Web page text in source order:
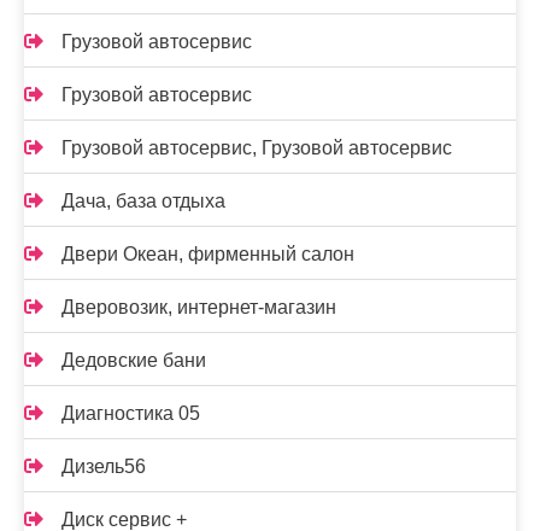
Грузовой автосервис
Грузовой автосервис
Грузовой автосервис, Грузовой автосервис
Дача, база отдыха
Двери Океан, фирменный салон
Дверовозик, интернет-магазин
Дедовские бани
Диагностика 05
Дизель56
Диск сервис +